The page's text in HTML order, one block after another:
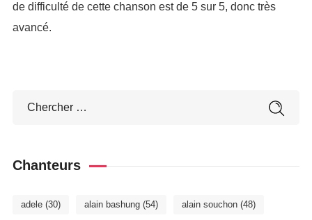
de difficulté de cette chanson est de 5 sur 5, donc très
avancé.
Chanteurs
adele(30) alain bashung(54) alain souchon(48)